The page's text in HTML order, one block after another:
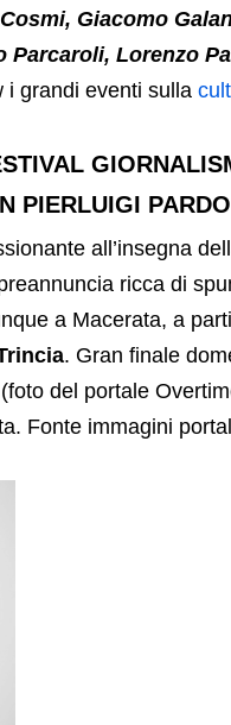
Giacomo
Parcaroli, Lorenzo
i grandi eventi sulla
PIERLUIGI PARDO
all’insegna
ricca di
a Macerata, a
. Gran finale
(foto del portale
Fonte immagini